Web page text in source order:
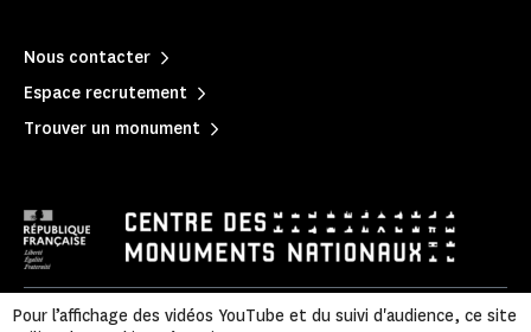
Nous contacter
Espace recrutement
Trouver un monument
Politique de confidentialité |
Pour l’affichage des vidéos YouTube et du suivi d'audience, ce site